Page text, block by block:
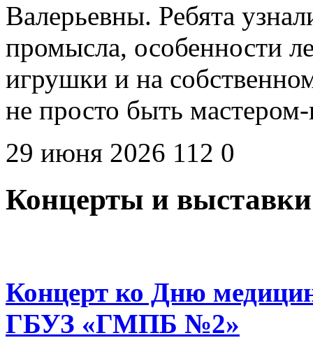
Валерьевны. Ребята
промысла, особенности
игрушки и на
не просто быть
29 июня 2026 112 0
Концерты и выставки
Концерт ко Дню
ГБУЗ «ГМПБ №2»